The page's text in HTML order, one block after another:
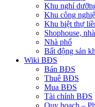
Khu nghỉ
Khu công
Khu biệt thự
Shophouse,
Nhà phố
Bất động sản
Wiki BĐS
Bán BĐS
Thuê BĐS
Mua BĐS
Tài chính BĐS
Quy hoạch –